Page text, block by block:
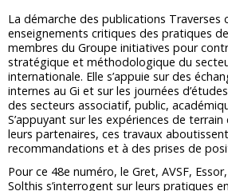
La démarche des publications Traverses
enseignements critiques des pratiques
membres du Groupe initiatives pour
stratégique et méthodologique du
internationale. Elle s’appuie sur des
internes au Gi et sur les journées
des secteurs associatif, public,
S’appuyant sur les expériences de
leurs partenaires, ces travaux
recommandations et à des prises de
Pour ce 48e numéro, le Gret, AVSF,
Solthis s’interrogent sur leurs pratiques